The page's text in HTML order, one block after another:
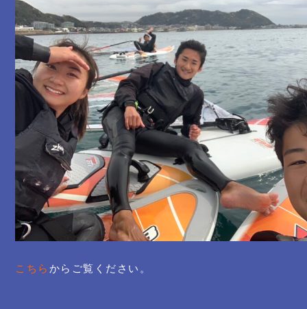
こちら からご覧ください。